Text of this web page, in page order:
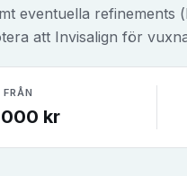
eventuella refinements
att Invisalign för
FRÅN
000 kr